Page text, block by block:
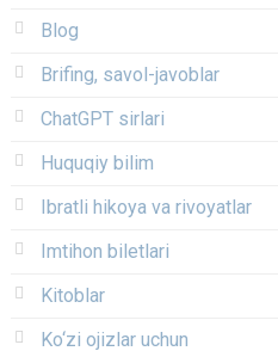
Blog
Brifing, savol-javoblar
ChatGPT sirlari
Huquqiy bilim
Ibratli hikoya va rivoyatlar
Imtihon biletlari
Kitoblar
Ko‘zi ojizlar uchun